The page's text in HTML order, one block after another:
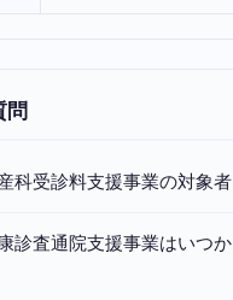
問
科受診料支援事業の対象
診査通院支援事業はいつ